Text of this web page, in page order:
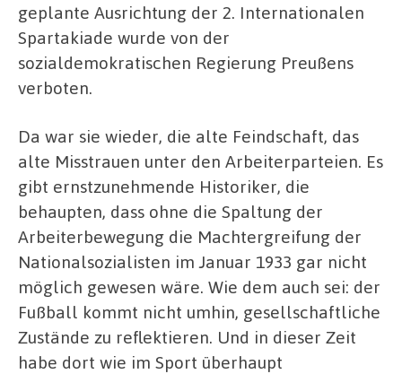
geplante Ausrichtung der 2. Internationalen
Spartakiade wurde von der
sozialdemokratischen Regierung Preußens
verboten.
Da war sie wieder, die alte Feindschaft, das
alte Misstrauen unter den Arbeiterparteien. Es
gibt ernstzunehmende Historiker, die
behaupten, dass ohne die Spaltung der
Arbeiterbewegung die Machtergreifung der
Nationalsozialisten im Januar 1933 gar nicht
möglich gewesen wäre. Wie dem auch sei: der
Fußball kommt nicht umhin, gesellschaftliche
Zustände zu reflektieren. Und in dieser Zeit
habe dort wie im Sport überhaupt